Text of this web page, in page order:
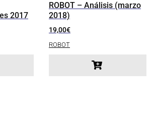
2017
ROBOT – Análisis (marzo
2018)
19,00€
ROBOT